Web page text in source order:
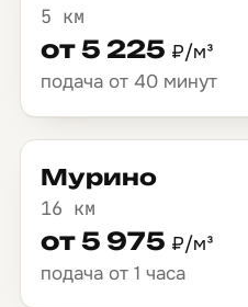
5 км
от 5 225 ₽/м³
подача от 40 минут
Мурино
16 км
от 5 975 ₽/м³
подача от 1 часа